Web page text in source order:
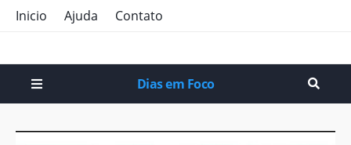
Inicio Ajuda Contato
Dias em Foco